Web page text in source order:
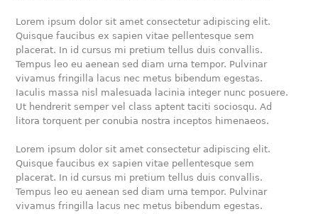
Lorem ipsum dolor sit amet consectetur adipiscing elit.
Quisque faucibus ex sapien vitae pellentesque sem
placerat. In id cursus mi pretium tellus duis convallis.
Tempus leo eu aenean sed diam urna tempor. Pulvinar
vivamus fringilla lacus nec metus bibendum egestas.
Iaculis massa nisl malesuada lacinia integer nunc posuere.
Ut hendrerit semper vel class aptent taciti sociosqu. Ad
litora torquent per conubia nostra inceptos himenaeos.
Lorem ipsum dolor sit amet consectetur adipiscing elit.
Quisque faucibus ex sapien vitae pellentesque sem
placerat. In id cursus mi pretium tellus duis convallis.
Tempus leo eu aenean sed diam urna tempor. Pulvinar
vivamus fringilla lacus nec metus bibendum egestas.